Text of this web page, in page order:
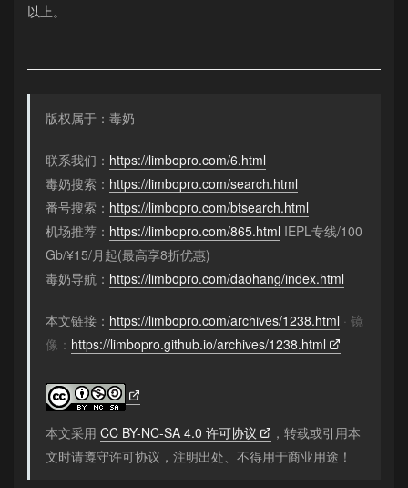
以上。
版权属于：毒奶
联系我们： https://limbopro.com/6.html
毒奶搜索： https://limbopro.com/search.html
番号搜索： https://limbopro.com/btsearch.html
机场推荐： https://limbopro.com/865.html IEPL专线/100
Gb/¥15/月起(最高享8折优惠)
毒奶导航： https://limbopro.com/daohang/index.html
本文链接： https://limbopro.com/archives/1238.html · 镜
像： https://limbopro.github.io/archives/1238.html
本文采用 CC BY-NC-SA 4.0 许可协议
，转载或引用本
文时请遵守许可协议，注明出处、不得用于商业用途！